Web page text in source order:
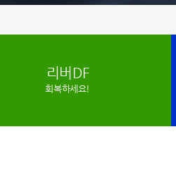
리버DF
회복하세요!